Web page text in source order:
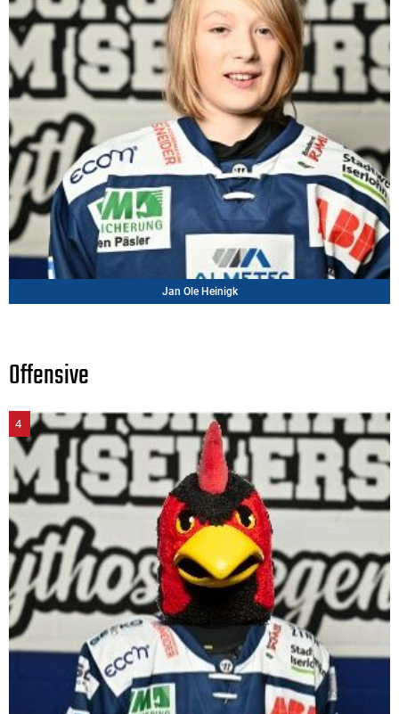
Jan Ole Heinigk
Offensive
4